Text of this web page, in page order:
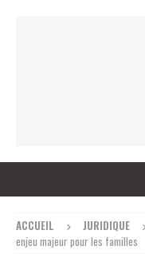
ACCUEIL JURIDIQUE
enjeu majeur pour les familles